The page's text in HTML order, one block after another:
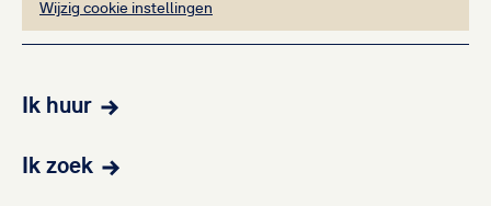
Wijzig cookie instellingen
Ik huur
Ik zoek